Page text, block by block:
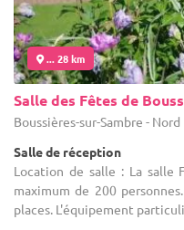
... 28 km
Salle des Fêtes de
Boussières-sur-Sambre - Nord
Salle de réception
Location de salle : La salle
maximum de 200
places. L'équipement